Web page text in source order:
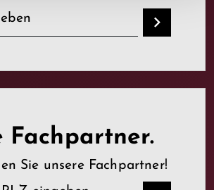
Fachpartner.
Sie unsere Fachpartner!